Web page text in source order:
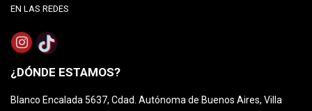
EN LAS REDES
¿DÓNDE ESTAMOS?
Blanco Encalada 5637, Cdad. Autónoma de Buenos Aires, Villa